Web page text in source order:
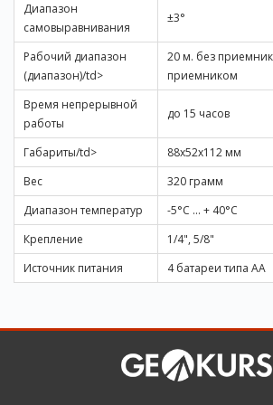
Диапазон
самовыравнивания
±3°
Рабочий диапазон
(диапазон)/td>
20 м. без
приемником
Время непрерывной
работы
до 15 часов
Габариты/td>
88x52x112 мм
Вес
320 грамм
Диапазон температур
-5°C ... + 40°C
Крепление
1/4", 5/8"
Источник питания
4 батареи типа АА